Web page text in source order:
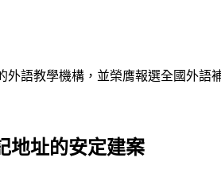
語教學機構，並榮膺報選全國外語
地址的安定建案